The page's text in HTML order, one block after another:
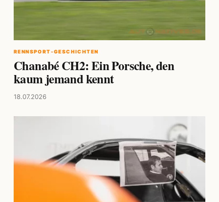
RENNSPORT-GESCHICHTEN
Chanabé CH2: Ein Porsche, den
kaum jemand kennt
18.07.2026